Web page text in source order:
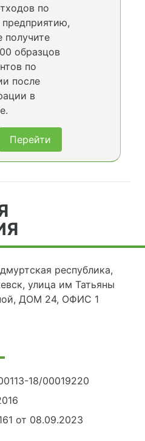
по
получите
образцов
по
после
в
Перейти
республика,
улица им Татьяны
ДОМ 24, ОФИС 1
18/00019220
от 08.09.2023